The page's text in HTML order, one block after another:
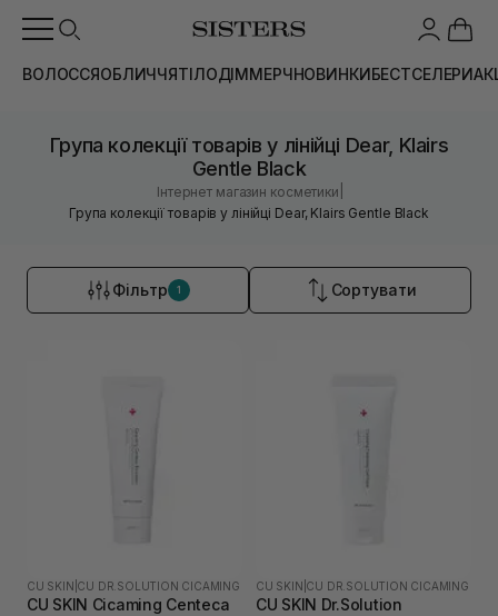
ВОЛОССЯОБЛИЧЧЯТІЛОДІММЕРЧНОВИНКИБЕСТСЕЛЕРИ
Група колекції товарів у лінійці Dear, Klairs
Gentle Black
Інтернет магазин косметики
Група колекції товарів у лінійці Dear, Klairs Gentle Black
Фільтр 1 Сортувати
CU SKIN CU DR.SOLUTION CICAMING
CU SKIN Cicaming Centeca
CU SKIN CU DR.SOLUTION CICAMING
CU SKIN Dr.Solution